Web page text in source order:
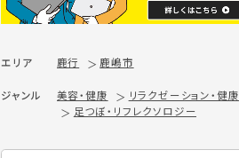
エリア 鹿行 鹿嶋市
ジャンル 美容・健康
リラクゼーション・健康
足つぼ・リフレクソロジー